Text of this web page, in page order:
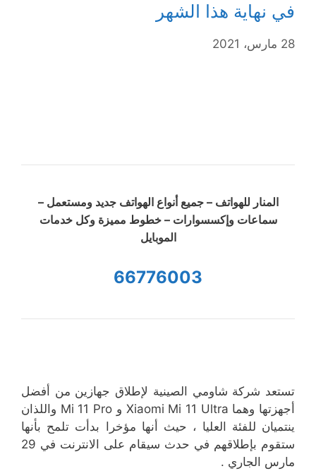
في نهاية هذا الشهر
28 مارس، 2021
المنار للهواتف – جميع أنواع الهواتف جديد ومستعمل –
سماعات وإكسسوارات – خطوط مميزة وكل خدمات
الموبايل
66776003
تستعد شركة شاومي الصينية لإطلاق جهازين من أفضل
أجهزتها وهما Xiaomi Mi 11 Ultra و Mi 11 Pro واللذان
ينتميان للفئة العليا ، حيث أنها مؤخرا بدأت تلمح بأنها
ستقوم بإطلاقهم في حدث سيقام على الانترنت في 29
مارس الجاري .